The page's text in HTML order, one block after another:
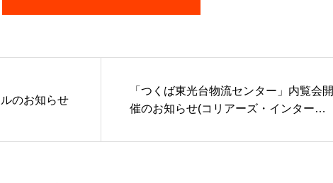
のお知らせ
「つくば東光台物流センター」内覧会開
催のお知らせ(コリアーズ・インターナ